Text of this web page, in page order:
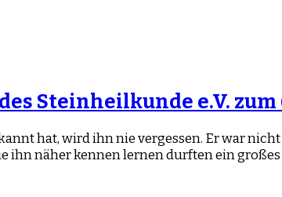
Steinheilkunde e.V. zum
hat, wird ihn nie vergessen. Er war
ihn näher kennen lernen durften ein